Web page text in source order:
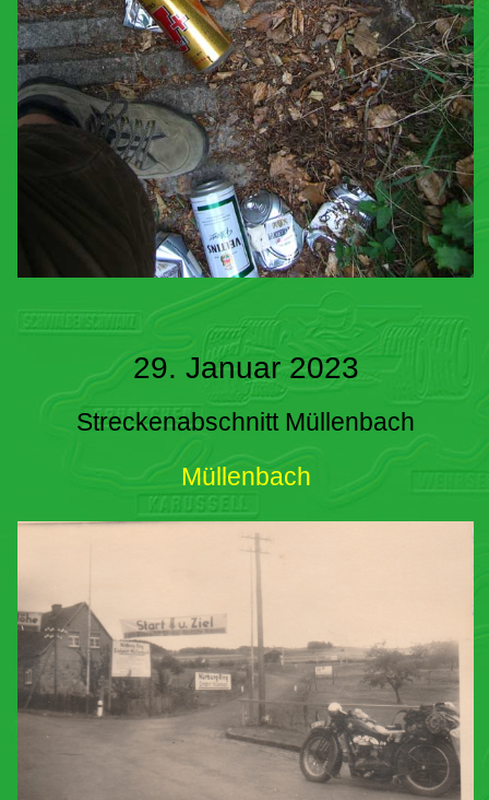
29. Januar 2023
Streckenabschnitt Müllenbach
Müllenbach